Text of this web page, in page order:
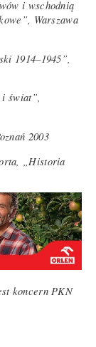
i wschodnią
Warszawa
1914–1945”,
świat”,
2003
„Historia
koncern PKN